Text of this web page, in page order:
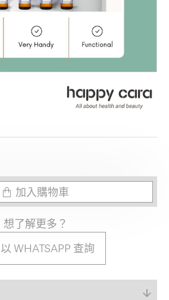
加入購物車
想了解更多？
WHATSAPP 查詢